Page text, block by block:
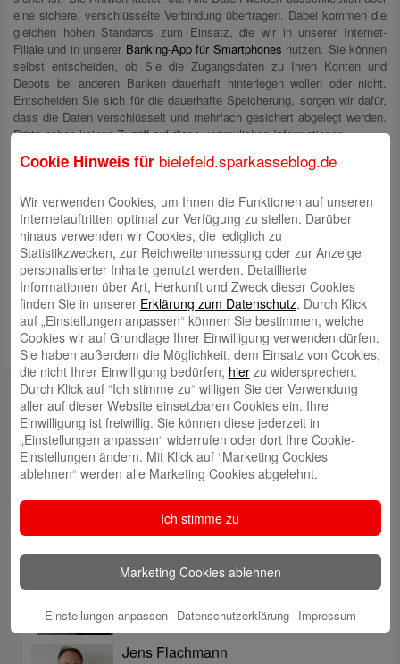
eine sichere, verschlüsselte Verbindung übertragen. Dabei kommen die
gleichen hohen Standards zum Einsatz, die wir in unserer Internet-
Filiale und in unserer Banking-App für Smartphones nutzen. Sie können
selbst entscheiden, ob Sie die Zugangsdaten zu Ihren Konten und
Depots bei anderen Banken dauerhaft hinterlegen wollen oder nicht.
Entscheiden Sie sich für die dauerhafte Speicherung, sorgen wir dafür,
dass die Daten verschlüsselt und mehrfach gesichert abgelegt werden.
Dritte haben keinen Zugriff auf diese vertraulichen Informationen.
Multibanking hat Perspektiven
Natürlich werden wir die Leistungen und Services im Multibanking
zukünftig weiterentwickeln. Zusätzliche Funktionen sind bereits in der
Planung. Ab November wird es dann möglich sein, auch Überweisungen
von eigenen Konten bei anderen Banken durchzuführen. Es lohnt sich
aber auf jeden Fall, sich bereits jetzt mit dem Multibanking vertraut zu
machen. Alles weitere erfahren Sie in unsererInternet-Filiale
Autoren
Rabea Giersch
Volker Ehlebracht
Jens Flachmann
Cookie Hinweis für bielefeld.sparkasseblog.de
Wir verwenden Cookies, um Ihnen die Funktionen auf unseren
Internetauftritten optimal zur Verfügung zu stellen. Darüber
hinaus verwenden wir Cookies, die lediglich zu
Statistikzwecken, zur Reichweitenmessung oder zur Anzeige
personalisierter Inhalte genutzt werden. Detaillierte
Informationen über Art, Herkunft und Zweck dieser Cookies
finden Sie in unserer Erklärung zum Datenschutz. Durch Klick
auf „Einstellungen anpassen“ können Sie bestimmen, welche
Cookies wir auf Grundlage Ihrer Einwilligung verwenden dürfen.
Sie haben außerdem die Möglichkeit, dem Einsatz von Cookies,
die nicht Ihrer Einwilligung bedürfen, hierzu widersprechen.
Durch Klick auf “Ich stimme zu“ willigen Sie der Verwendung
aller auf dieser Website einsetzbaren Cookies ein. Ihre
Einwilligung ist freiwillig. Sie können diese jederzeit in
„Einstellungen anpassen“ widerrufen oder dort Ihre Cookie-
Einstellungen ändern. Mit Klick auf “Marketing Cookies
ablehnen“ werden alle Marketing Cookies abgelehnt.
Ich stimme zu
Marketing Cookies ablehnen
Einstellungen anpassen Datenschutzerklärung Impressum